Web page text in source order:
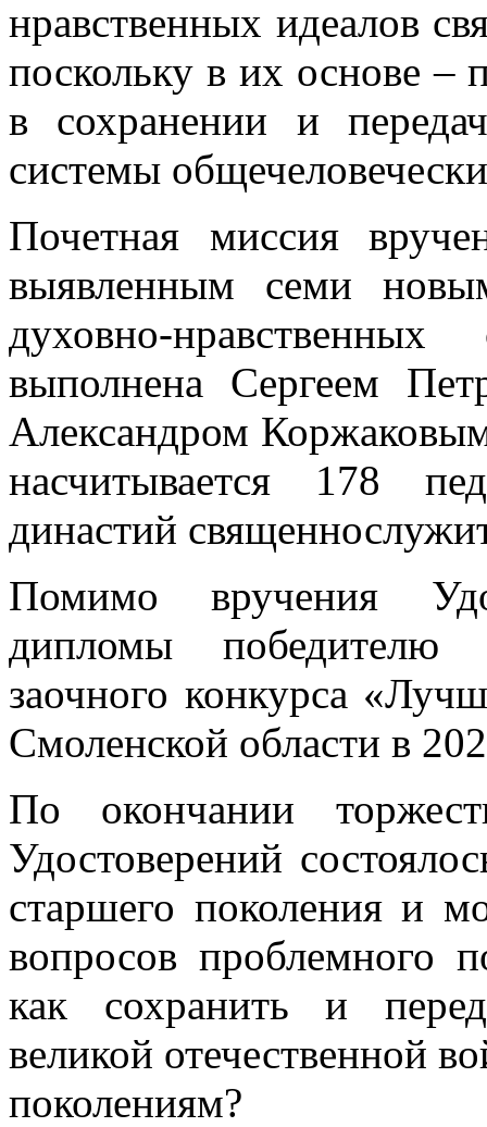
нравственных идеалов
поскольку в их основе –
в сохранении и
системы
Почетная миссия
выявленным семи
духовно-
выполнена Сергеем
Александром
насчитывается 178
династий
Помимо вручения
дипломы победителю
заочного конкурса
Смоленской области в
По окончании
Удостоверений
старшего поколения и
вопросов проблемного
как сохранить и
великой отечественной
поколениям?